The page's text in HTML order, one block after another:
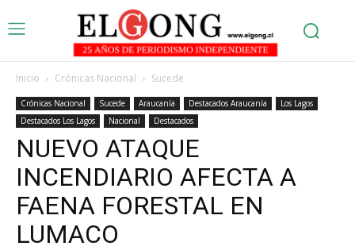
Inicio Crónicas Nacional Sucede
Crónicas Nacional Sucede Araucanía Destacados Araucanía
Los Lagos
Destacados Los Lagos
Nacional Destacados
NUEVO ATAQUE
INCENDIARIO AFECTA A
FAENA FORESTAL EN
LUMACO